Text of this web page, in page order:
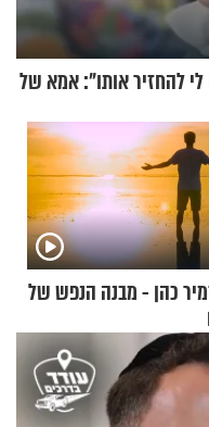
להחזיר אותו": אמא של
כהן - מבנה הנפש של